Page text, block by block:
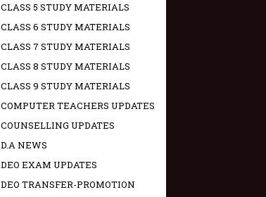
CLASS 5 STUDY MATERIALS
CLASS 6 STUDY MATERIALS
CLASS 7 STUDY MATERIALS
CLASS 8 STUDY MATERIALS
CLASS 9 STUDY MATERIALS
COMPUTER TEACHERS UPDATES
COUNSELLING UPDATES
D.A NEWS
DEO EXAM UPDATES
DEO TRANSFER-PROMOTION